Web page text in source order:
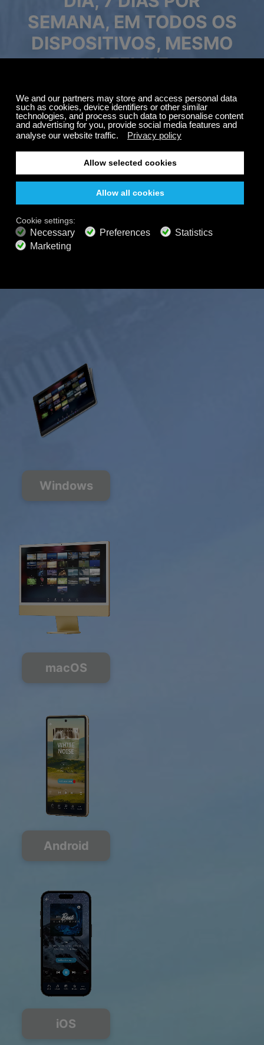
Promoção de Verão
50%
na sua assinatura.
200+ canais Audição infinita
Ouça grátis
800+ canais de música
Música sem anúncios
Misturador de paisagens sonoras
SEMANA, EM TODOS OS
DISPOSITIVOS, MESMO
OFFLINE
Aproveite sua jornada na Calm Radio a qualquer
hora, em qualquer lugar, mesmo offline. Com
músicas selecionadas, sons da natureza e um
ambiente relaxante, você pode se concentrar,
facilidade.
Windows
macOS
Android
iOS